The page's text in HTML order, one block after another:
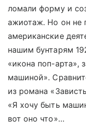
ломали форму и
ажиотаж. Но он не
американские
нашим бунтарям
«икона поп-арта»,
машиной».
из романа
«Я хочу быть
вот оно что»…